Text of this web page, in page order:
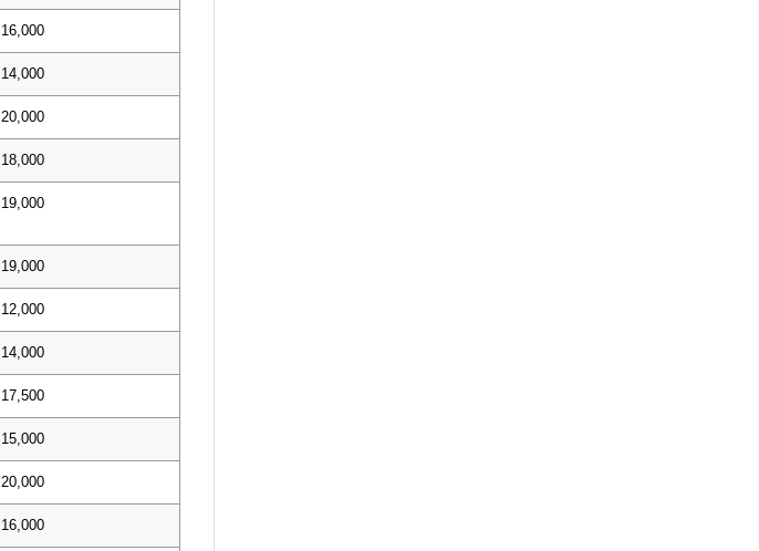
16,000
14,000
20,000
18,000
19,000
19,000
12,000
14,000
17,500
15,000
20,000
16,000